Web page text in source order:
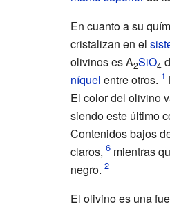
En cuanto a su
cristalizan en el
olivinos es A2SiO4
níquel entre otros.
El color del olivino
siendo este último
Contenidos bajos
claros, mientras
negro.
El olivino es una